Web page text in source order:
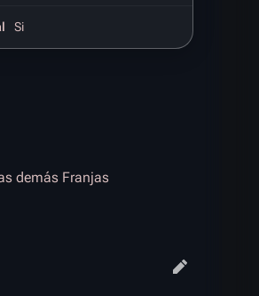
Si
demás Franjas